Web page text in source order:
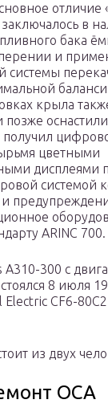
отличие
в
бака
и
системы
крыла
получил
цветными
дисплеями
системой
ARINC 700.
300 с
8 июля
Electric CF6-
из двух
ОСА